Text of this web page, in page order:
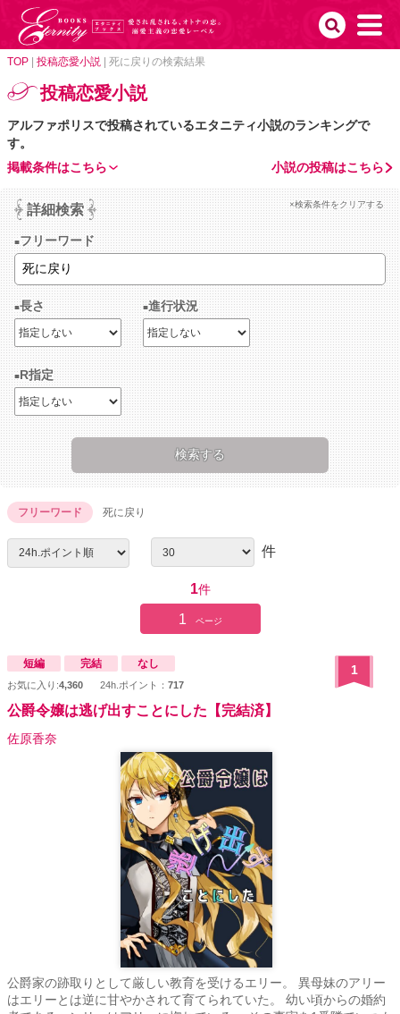
TOP 投稿恋愛小説 死に戻りの検索結果
投稿恋愛小説
アルファポリスで投稿されているエタニティ小説のランキングで
す。
小説の投稿はこちら
掲載条件はこちら
詳細検索 ×検索条件をクリアする
フリーワード
長さ 進行状況
R指定
フリーワード 死に戻り
件
1件
1 ページ
短編 完結 なし
お気に入り:4,360 24h.ポイント： 717
1
公爵令嬢は逃げ出すことにした【完結済】
佐原香奈
公爵家の跡取りとして厳しい教育を受けるエリー。 異母妹のアリー
はエリーとは逆に甘やかされて育てられていた。 幼い頃からの婚約